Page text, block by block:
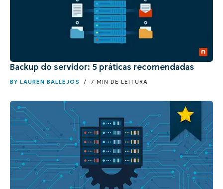
Backup do servidor: 5 práticas recomendadas
BY LAUREN BALLEJOS / 7 MIN DE LEITURA